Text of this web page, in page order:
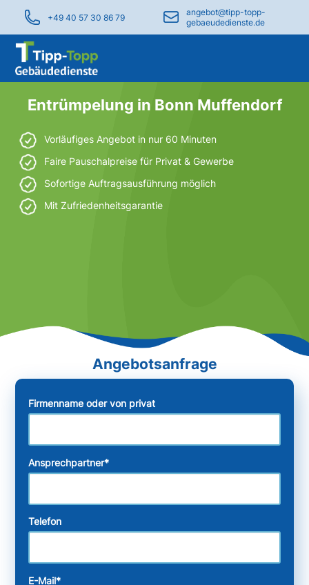
+49 40 57 30 86 79
angebot@tipp-topp-
gebaeudedienste.de
Entrümpelung in Bonn Muffendorf
Vorläufiges Angebot in nur 60 Minuten
Faire Pauschalpreise für Privat & Gewerbe
Sofortige Auftragsausführung möglich
Mit Zufriedenheitsgarantie
Firmenname oder von privat
Ansprechpartner*
Telefon
E-Mail*